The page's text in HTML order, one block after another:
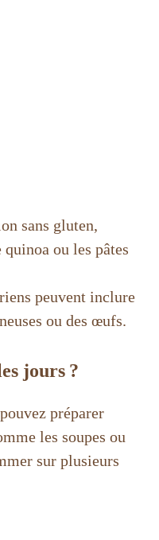
sans gluten,
ou les pâtes
peuvent inclure
ou des œufs.
jours ?
préparer
les soupes ou
sur plusieurs